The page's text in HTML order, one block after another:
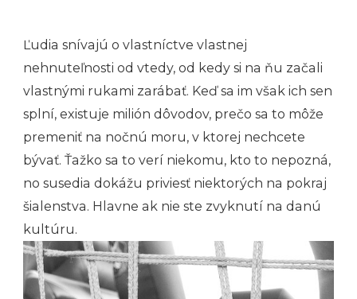
Ľudia snívajú o vlastníctve vlastnej
nehnuteľnosti od vtedy, od kedy si na ňu začali
vlastnými rukami zarábať. Keď sa im však ich sen
splní, existuje milión dôvodov, prečo sa to môže
premeniť na nočnú moru, v ktorej nechcete
bývať. Ťažko sa to verí niekomu, kto to nepozná,
no susedia dokážu priviesť niektorých na pokraj
šialenstva. Hlavne ak nie ste zvyknutí na danú
kultúru.